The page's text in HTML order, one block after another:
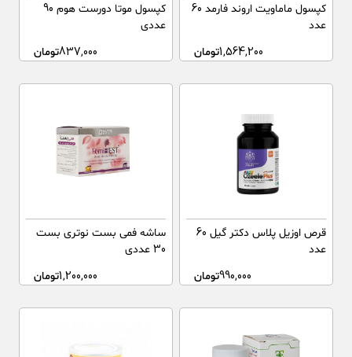
کپسول ماماویت اروند فارمد 60
عدد
1,564,200تومان
کپسول موتا دورست هوم 90
عددی
837,000تومان
قرص اوزیل پلاس دکتر گیل 60
عدد
990,000تومان
ساشه فمی بست نوتری بست
30 عددی
1,200,000تومان